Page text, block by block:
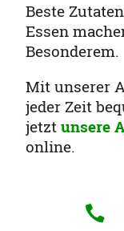
Beste
Essen
Besonderem.
Mit unserer
jeder Zeit
jetzt unsere
online.